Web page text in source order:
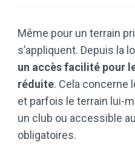
Même pour un terrain
s’appliquent. Depuis la
un accès facilité pour
réduite. Cela concerne
et parfois le terrain lui-
un club ou accessible
obligatoires.